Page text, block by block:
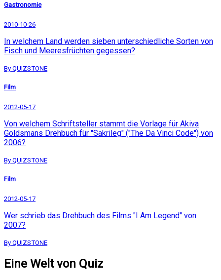
Gastronomie
2010-10-26
In welchem Land werden sieben unterschiedliche Sorten von
Fisch und Meeresfrüchten gegessen?
By QUIZSTONE
Film
2012-05-17
Von welchem Schriftsteller stammt die Vorlage für Akiva
Goldsmans Drehbuch für "Sakrileg" ("The Da Vinci Code") von
2006?
By QUIZSTONE
Film
2012-05-17
Wer schrieb das Drehbuch des Films "I Am Legend" von
2007?
By QUIZSTONE
Eine Welt von Quiz